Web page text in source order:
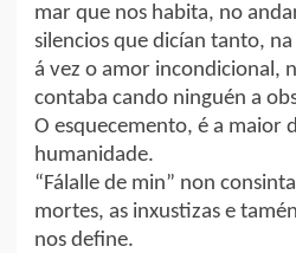
mar que nos habita, no
silencios que dicían tanto,
á vez o amor incondicional,
contaba cando ninguén a
O esquecemento, é a maior
humanidade.
“Fálalle de min” non
mortes, as inxustizas e
nos define.